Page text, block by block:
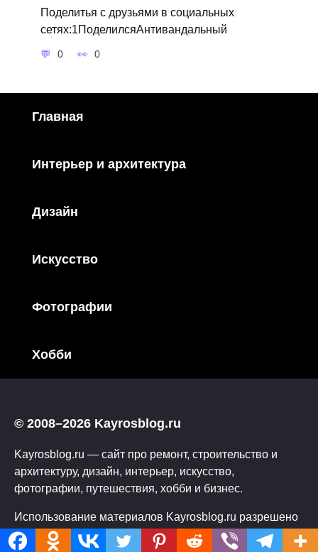
Поделитья с друзьями в социальных
сетях:1ПоделилсяАнтивандальный
0 0
Главная
Интерьер и архитектура
Дизайн
Искусство
Фотографии
Хобби
© 2008–2026 Kayrosblog.ru
Kayrosblog.ru — сайт про ремонт, строительство и
архитектуру, дизайн, интерьер, искусство,
фотографии, путешествия, хобби и бизнес.
Использование материалов Kayrosblog.ru разрешено
только с указанием обратной ссылки на сайт.